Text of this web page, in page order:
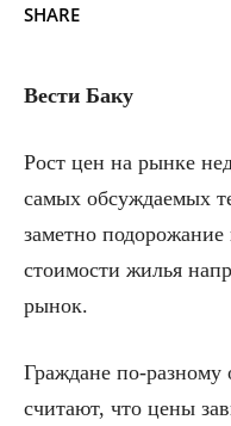
SHARE
Вести Баку
Рост цен на рынке
самых обсуждаемых
заметно подорожание
стоимости жилья
рынок.
Граждане по-
считают, что цены